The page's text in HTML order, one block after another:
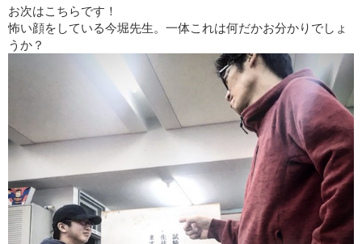
お次はこちらです！
怖い顔をしている今堀先生。一体これは何だかお分かりでしょ
うか？